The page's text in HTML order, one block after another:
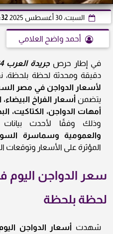
السبت، 30 أغسطس 2025
أحمد واضح العلامي
في إطار حرص جريدة العرب 24
دقيقة ومحدثة لحظة بلحظة،
لأسعار الدواجن في مصر السبت 30 أغسطس
يتضمن أسعار الفراخ البيضاء،
أمهات الدواجن، الكتاكيت،
وذلك وفقًا لأحدث بيانات
والعمومية وسماسرة
المؤثرة على الأسعار وتوقعات
سعر الدواجن
لحظة بلحظة
شهدت أسعار الدواجن اليوم